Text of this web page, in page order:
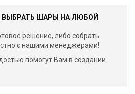
ШАРЫ НА ЛЮБОЙ
решение, либо собрать
с нашими менеджерами!
помогут Вам в создании